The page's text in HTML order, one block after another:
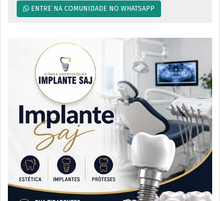
ENTRE NA COMUNIDADE NO WHATSAPP